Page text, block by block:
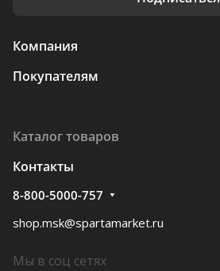
Компания
Покупателям
Каталог товаров
Контакты
8-800-5000-757
shop.msk@spartamarket.ru
Мы в соц сетях